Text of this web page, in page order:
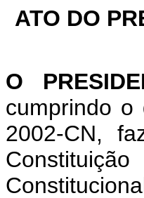
ATO DO
O
cumprindo
2002-CN,